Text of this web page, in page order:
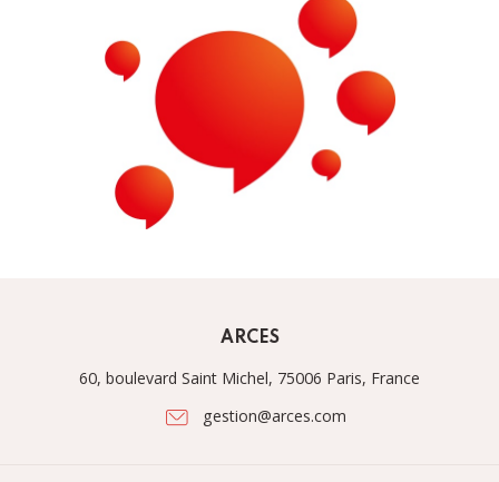
ARCES
60, boulevard Saint Michel, 75006 Paris, France
gestion@arces.com